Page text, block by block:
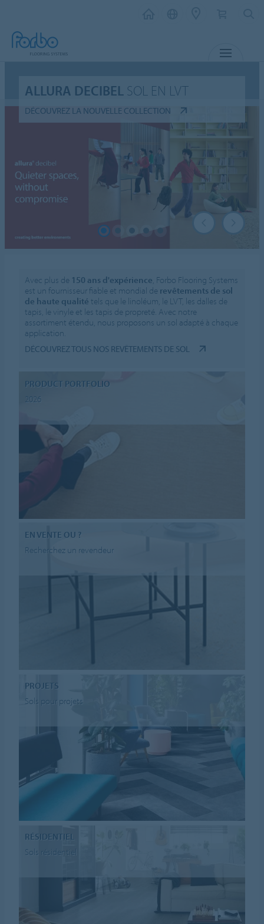
ALLURA DECIBEL SOL EN LVT
DÉCOUVREZ LA NOUVELLE COLLECTION
Avec plus de 150 ans d'expérience, Forbo Flooring Systems
est un fournisseur fiable et mondial de revêtements de sol
de haute qualité tels que le linoléum, le LVT, les dalles de
tapis, le vinyle et les tapis de propreté. Avec notre
assortiment étendu, nous proposons un sol adapté à chaque
application.
DÉCOUVREZ TOUS NOS REVÊTEMENTS DE SOL
PRODUCT PORTFOLIO
2026
EN VENTE OU ?
Recherchez un revendeur
PROJETS
Sols pour projets
RÉSIDENTIEL
Sols résidentiel